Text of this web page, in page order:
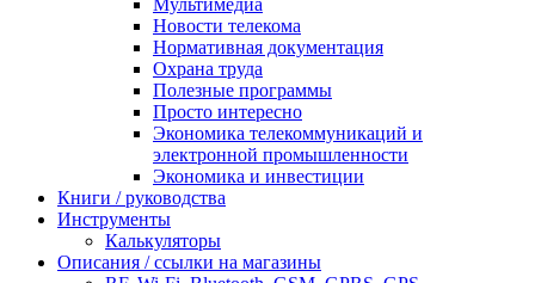
Мультимедиа
Новости телекома
Нормативная документация
Охрана труда
Полезные программы
Просто интересно
Экономика телекоммуникаций и
электронной промышленности
Экономика и инвестиции
Книги / руководства
Инструменты
Калькуляторы
Описания / ссылки на магазины